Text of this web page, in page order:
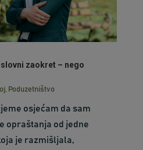
zaokret – nego
, Poduzetništvo
osjećam da sam
opraštanja od jedne
je razmišljala,